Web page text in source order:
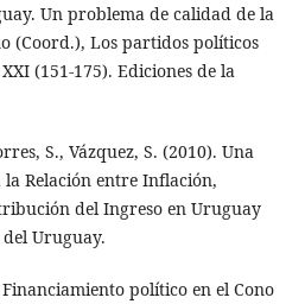
Un problema de calidad de la
(Coord.), Los partidos políticos
(151-175). Ediciones de la
S., Vázquez, S. (2010). Una
Relación entre Inflación,
del Ingreso en Uruguay
del Uruguay.
político en el Cono